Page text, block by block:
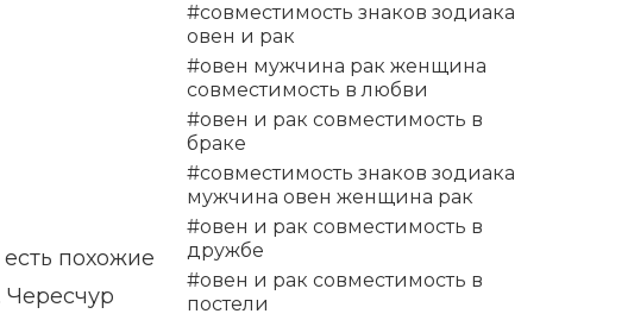
похожие
Чересчур
#совместимость знаков зодиака
овен и рак
#овен мужчина рак женщина
совместимость в любви
#овен и рак совместимость в
браке
#совместимость знаков зодиака
мужчина овен женщина рак
#овен и рак совместимость в
дружбе
#овен и рак совместимость в
постели